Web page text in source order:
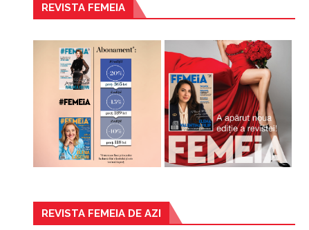
REVISTA FEMEIA
REVISTA FEMEIA DE AZI